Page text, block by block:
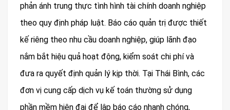
phản ánh trung thực tình hình tài chính doanh nghiệp
theo quy định pháp luật. Báo cáo quản trị được thiết
kế riêng theo nhu cầu doanh nghiệp, giúp lãnh đạo
nắm bắt hiệu quả hoạt động, kiểm soát chi phí và
đưa ra quyết định quản lý kịp thời. Tại Thái Bình, các
đơn vị cung cấp dịch vụ kế toán thường sử dụng
phần mềm hiện đại để lập báo cáo nhanh chóng,